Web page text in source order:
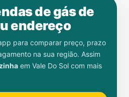
de gás de
endereço
para comparar preço, prazo
na sua região. Assim
em Vale Do Sol com mais